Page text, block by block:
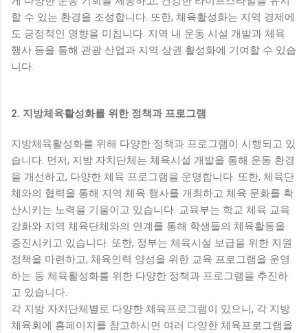
할 수 있는 환경을 조성합니다. 또한, 체육활성화는 지역 경제에
도 긍정적인 영향을 미칩니다. 지역 내 운동 시설 개발과 체육
행사 등을 통해 관광 산업과 지역 상권 활성화에 기여할 수 있습
니다.
2. 지방체육활성화를 위한 정책과 프로그램
지방체육활성화를 위해 다양한 정책과 프로그램이 시행되고 있
습니다. 먼저, 지방 자치단체는 체육시설 개발을 통해 운동 환경
을 개선하고, 다양한 체육 프로그램을 운영합니다. 또한, 체육단
체와의 협력을 통해 지역 체육 행사를 개최하고 체육 문화를 확
산시키는 노력을 기울이고 있습니다. 교육부는 학교 체육 교육
강화와 지역 체육단체와의 연계를 통해 학생들의 체육활동을
증진시키고 있습니다. 또한, 정부는 체육시설 보급을 위한 지원
정책을 마련하고, 체육인력 양성을 위한 교육 프로그램을 운영
하는 등 체육활성화를 위한 다양한 정책과 프로그램을 추진하
고 있습니다.
각 지방 자치단체별로 다양한 체육프로그램이 있으니, 각 지방
체육회에 홈페이지를 참고하시면 여러 다양한 체육프로그램을